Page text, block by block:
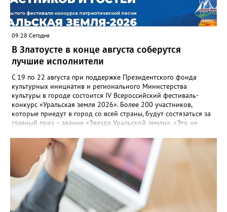
09:28 Сегодня
В Златоусте в конце августа соберутся
лучшие исполнители
С 19 по 22 августа при поддержке Президентского фонда
культурных инициатив и регионального Министерства
культуры в городе состоится IV Всероссийский фестиваль-
конкурс «Уральская земля 2026». Более 200 участников,
которые приедут в город со всей страны, будут состязаться за
главный приз – звание «Звезда Уральской земли». «Это не
прослушивания участников, мастер-классы от ведущих
наставников, выступления победителей прошлых лет и
приглашённых артистов», - сообщает оргкомитет. Вход на все
фестивальные мероприятия будет свободным. В 2025 году в
фестивале участвовали 26 финалистов из городов
Челябинской, Свердловской, Курганской, Оренбургской
областей, Ханты-Мансийского автономного округа и
Республики Башкортостан. Приглашённой звездой стал